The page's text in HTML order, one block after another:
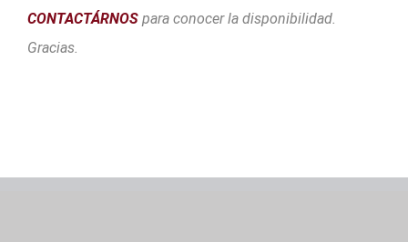
CONTACTÁRNOS para conocer la disponibilidad.
Gracias.